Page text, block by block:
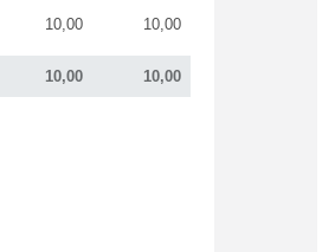
10,00 10,00
10,00 10,00